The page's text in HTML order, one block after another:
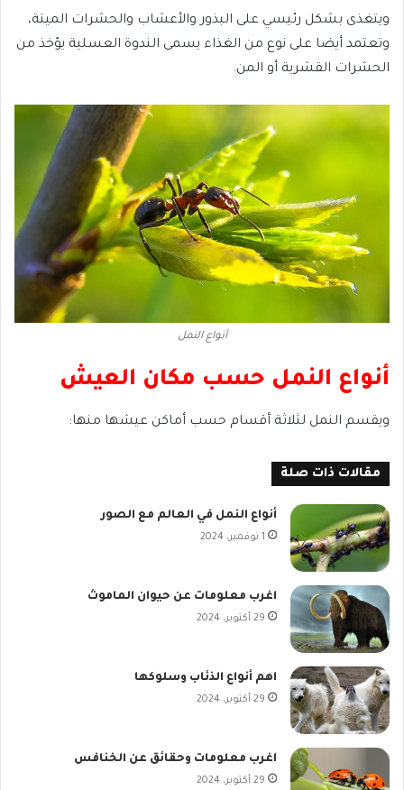
ويتغذى بشكل رئيسي على البذور والأعشاب والحشرات الميتة،
وتعتمد أيضا على نوع من الغذاء يسمى الندوة العسلية يؤخذ من
الحشرات القشرية أو المن.
أنواع النمل
أنواع النمل حسب مكان العيش
ويقسم النمل لثلاثة أقسام حسب أماكن عيشها منها:
مقالات ذات صلة
أنواع النمل في العالم مع الصور
1 نوفمبر، 2024
اغرب معلومات عن حيوان الماموث
29 أكتوبر، 2024
اهم أنواع الذئاب وسلوكها
29 أكتوبر، 2024
اغرب معلومات وحقائق عن الخنافس
29 أكتوبر، 2024